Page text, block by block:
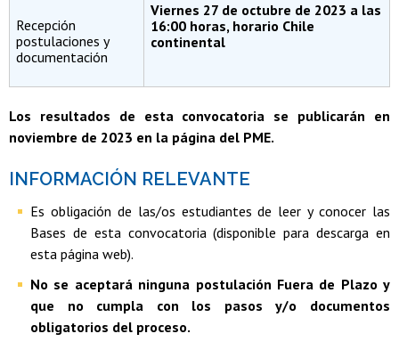
Recepción
postulaciones y
documentación
Viernes 27 de octubre de 2023 a las
16:00 horas, horario Chile
continental
Los resultados de esta convocatoria se publicarán en
noviembre de 2023 en la página del PME.
INFORMACIÓN RELEVANTE
Es obligación de las/os estudiantes de leer y conocer las
Bases de esta convocatoria (disponible para descarga en
esta página web).
No se aceptará ninguna postulación Fuera de Plazo y
que no cumpla con los pasos y/o documentos
obligatorios del proceso.